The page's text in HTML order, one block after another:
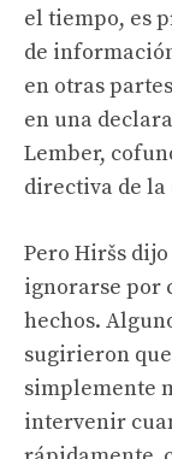
el tiempo, es
de
en otras
en una
Lember,
directiva de
Pero Hiršs
ignorarse por
hechos.
sugirieron
simplemente
intervenir